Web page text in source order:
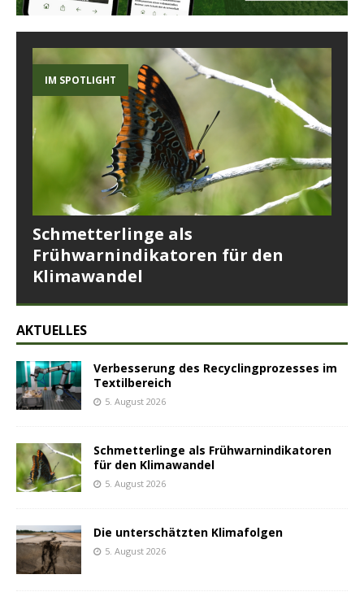
IM SPOTLIGHT
Schmetterlinge als
Frühwarnindikatoren für den
Klimawandel
AKTUELLES
Verbesserung des Recyclingprozesses im
Textilbereich
5. August 2026
Schmetterlinge als Frühwarnindikatoren
für den Klimawandel
5. August 2026
Die unterschätzten Klimafolgen
5. August 2026